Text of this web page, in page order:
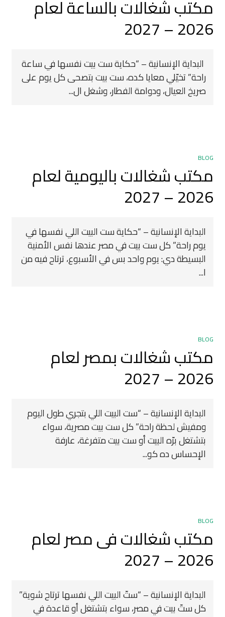
مكتب شغالات بالساعة لعام
2026 – 2027
‍ البداية الإنسانية – “حكاية ست بيت نفسها في ساعة
راحة” تخيّلي معايا كده، ست بيت بتصحى كل يوم على
صريخ العيال، ودوامة الفطار، وشغل ال...
BLOG
مكتب شغالات باليومية لعام
2026 – 2027
البداية الإنسانية – “حكاية ست البيت اللي نفسها في
يوم راحة” كل ست بيت في مصر عندها نفس الأمنية
البسيطة دي: يوم واحد بس في الأسبوع، ترتاح فيه من
ا...
BLOG
مكتب شغالات بمصر لعام
2026 – 2027
البداية الإنسانية – “ست البيت اللي بتجري طول اليوم
ومفيش لحظة راحة” كل ست بيت مصرية، سواء
بتشتغل برّه البيت أو ست بيت متفرغة، عارفة
الإحساس ده كو...
BLOG
مكتب شغالات فى مصر لعام
2026 – 2027
البداية الإنسانية – “ستّ البيت اللي نفسها ترتاح شوية”
كل ستّ بيت في مصر، سواء بتشتغل أو قاعدة في